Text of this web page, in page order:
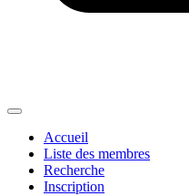
Accueil
Liste des membres
Recherche
Inscription